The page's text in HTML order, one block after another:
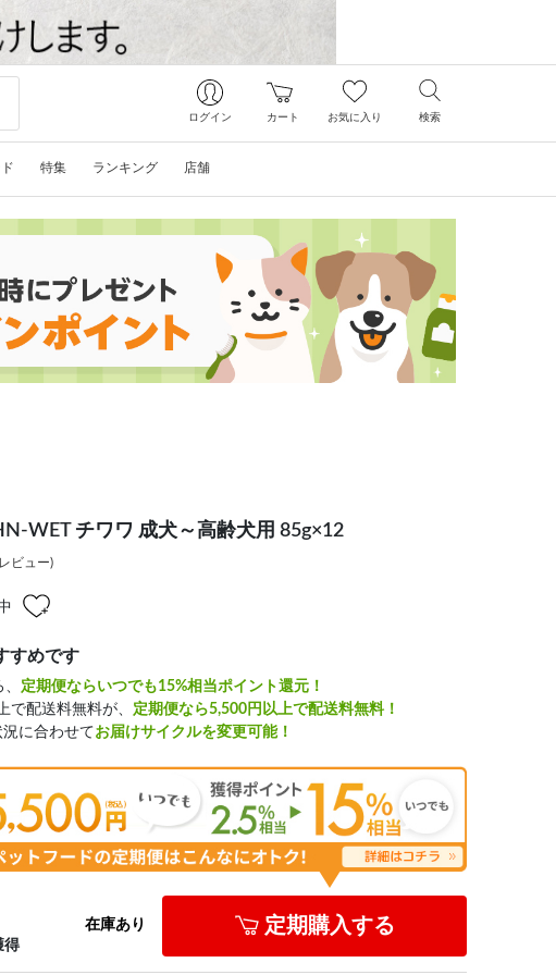
ログイン カート お気に入り 検索
特集 ランキング 店舗
WET チワワ 成犬～高齢犬用 85g×12
ビュー)
すめです
定期便ならいつでも15%相当ポイント還元！
で配送料無料が、 定期便なら5,500円以上で配送料無料！
況に合わせてお届けサイクルを変更可能！
得
在庫あり 定期購入する